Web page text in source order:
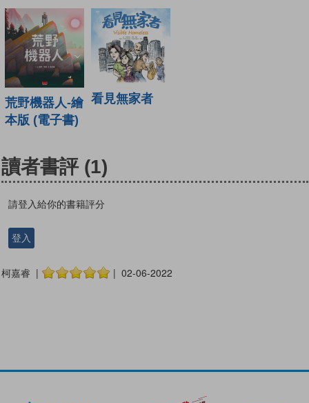
荒野機器人-繪
本版 (電子書)
看見無家者
讀者書評 (1)
請登入給你的書籍評分
登入
柯嘉睿 | | 02-06-2022